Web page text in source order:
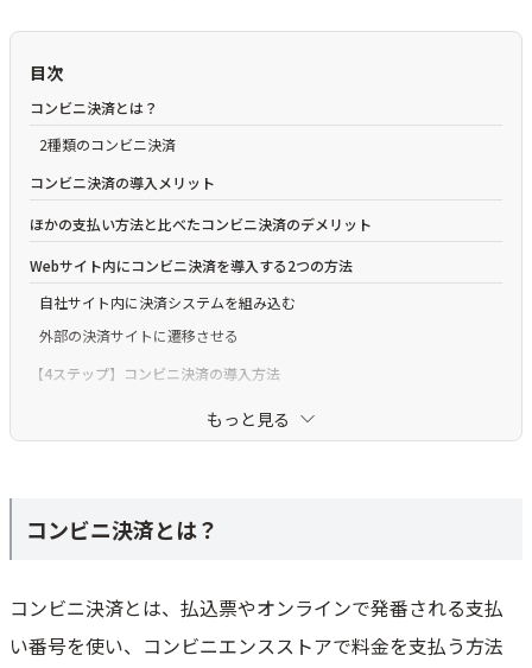
目次
コンビニ決済とは？
2種類のコンビニ決済
コンビニ決済の導入メリット
ほかの支払い方法と比べたコンビニ決済のデメリット
Webサイト内にコンビニ決済を導入する2つの方法
自社サイト内に決済システムを組み込む
外部の決済サイトに遷移させる
【4ステップ】コンビニ決済の導入方法
Step1．決済代行会社を選び、問い合わせる
Step2．ヒアリングのうえで見積もりをもらう
コンビニ決済代行サービスの選び方
ほかの決済方法が充実している
決済システムの組み込み方式
もっと見る
コンビニ決済とは？
コンビニ決済とは、払込票やオンラインで発番される支払
い番号を使い、コンビニエンスストアで料金を支払う方法